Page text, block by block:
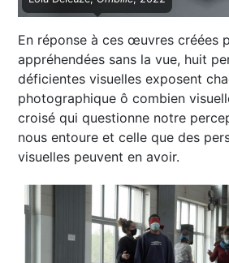
En réponse à ces œuvres créées
appréhendées sans la vue, huit
déficientes visuelles exposent
photographique ô combien
croisé qui questionne notre
nous entoure et celle que des
visuelles peuvent en avoir.